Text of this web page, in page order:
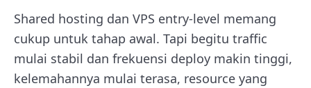
Shared hosting dan VPS entry-level memang
cukup untuk tahap awal. Tapi begitu traffic
mulai stabil dan frekuensi deploy makin tinggi,
kelemahannya mulai terasa, resource yang